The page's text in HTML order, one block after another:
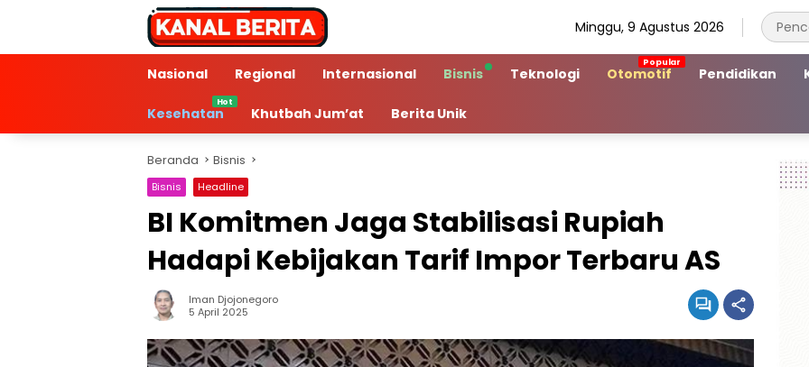
Minggu, 9 Agustus 2026
Nasional Regional Internasional Bisnis Teknologi Otomotif Pendidikan
Kesehatan Khutbah Jum’at Berita Unik
Beranda Bisnis
Bisnis Headline
BI Komitmen Jaga Stabilisasi Rupiah
Hadapi Kebijakan Tarif Impor Terbaru AS
Iman Djojonegoro
5 April 2025